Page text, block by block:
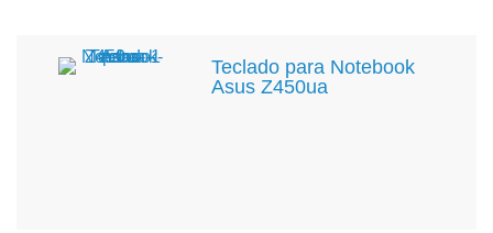
Teclado para Notebook
Asus Z450ua